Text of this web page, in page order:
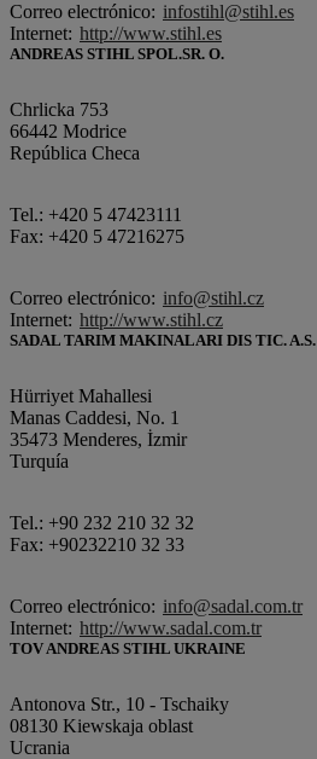
Correo electrónico: infostihl@stihl.es
Internet: http://www.stihl.es
ANDREAS STIHL SPOL.SR. O.
Chrlicka 753
66442 Modrice
República Checa
Tel.: +420 5 47423111
Fax: +420 5 47216275
Correo electrónico: info@stihl.cz
Internet: http://www.stihl.cz
SADAL TARIM MAKINALARI DIS TIC. A.S.
Hürriyet Mahallesi
Manas Caddesi, No. 1
35473 Menderes, İzmir
Turquía
Tel.: +90 232 210 32 32
Fax: +90232210 32 33
Correo electrónico: info@sadal.com.tr
Internet: http://www.sadal.com.tr
TOV ANDREAS STIHL UKRAINE
Antonova Str., 10 - Tschaiky
08130 Kiewskaja oblast
Ucrania